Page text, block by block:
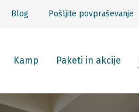
Blog Pošljite povpraševanje
Kamp Paketi in akcije